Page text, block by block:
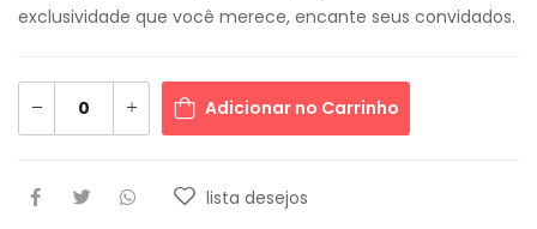
exclusividade que você merece, encante seus convidados.
Adicionar no Carrinho
lista desejos